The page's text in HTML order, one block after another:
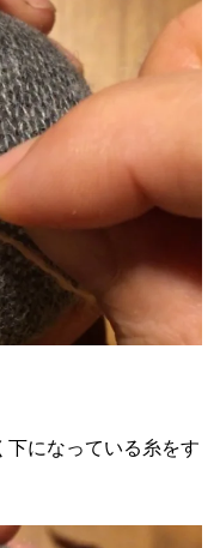
になっている糸をす